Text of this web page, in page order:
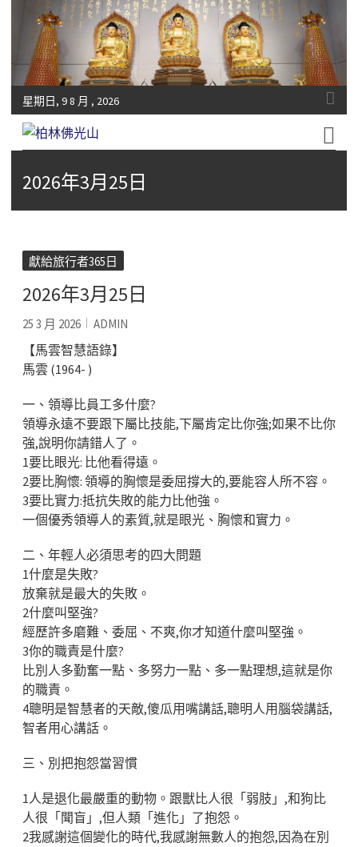
星期日, 9 8 月 , 2026
Fo-Guang-Shan-Tempel, Berlin e.V.
2026年3月25日
獻給旅行者365日
2026年3月25日
25 3 月 2026 ADMIN
【馬雲智慧語錄】
馬雲 (1964- )
一、領導比員工多什麼?
領導永遠不要跟下屬比技能,下屬肯定比你強;如果不比你
強,說明你請錯人了。
1要比眼光: 比他看得遠。
2要比胸懷: 領導的胸懷是委屈撐大的,要能容人所不容。
3要比實力:抵抗失敗的能力比他強。
一個優秀領導人的素質,就是眼光、胸懷和實力。
二、年輕人必須思考的四大問題
1什麼是失敗?
放棄就是最大的失敗。
2什麼叫堅強?
經歷許多磨難、委屈、不爽,你才知道什麼叫堅強。
3你的職責是什麼?
比別人多勤奮一點、多努力一點、多一點理想,這就是你
的職責。
4聰明是智慧者的天敵,傻瓜用嘴講話,聰明人用腦袋講話,
智者用心講話。
三、別把抱怨當習慣
1人是退化最嚴重的動物。跟獸比人很「弱肢」,和狗比
人很「聞盲」,但人類「進化」了抱怨。
2我感謝這個變化的時代,我感謝無數人的抱怨,因為在別